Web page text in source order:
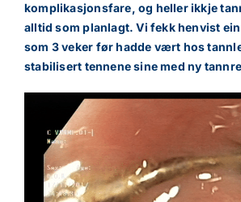
komplikasjonsfare, og heller ikkje
alltid som planlagt. Vi fekk henvist
som 3 veker før hadde vært hos
stabilisert tennene sine med ny